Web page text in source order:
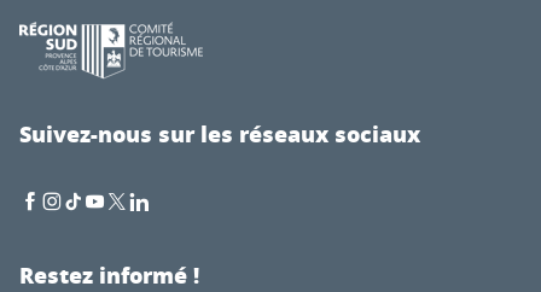
Suivez-nous sur les réseaux sociaux
Restez informé !